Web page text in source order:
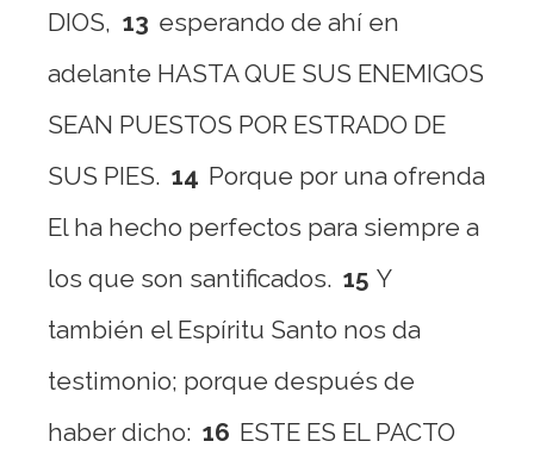
DIOS, 13 esperando de ahí en
adelante HASTA QUE SUS ENEMIGOS
SEAN PUESTOS POR ESTRADO DE
SUS PIES. 14 Porque por una ofrenda
El ha hecho perfectos para siempre a
los que son santificados. 15 Y
también el Espíritu Santo nos da
testimonio; porque después de
haber dicho: 16 ESTE ES EL PACTO